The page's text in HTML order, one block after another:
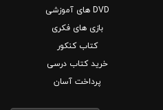
DVD های آموزشی
بازی های فکری
کتاب کنکور
خرید کتاب درسی
پرداخت آسان